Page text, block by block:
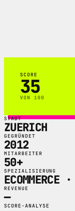
SCORE
35
VON 100
STADT
ZUERICH
GEGRÜNDET
2012
MITARBEITER
50+
SPEZIALISIERUNG
ECOMMERCE
REVENUE
—
SCORE-ANALYSE